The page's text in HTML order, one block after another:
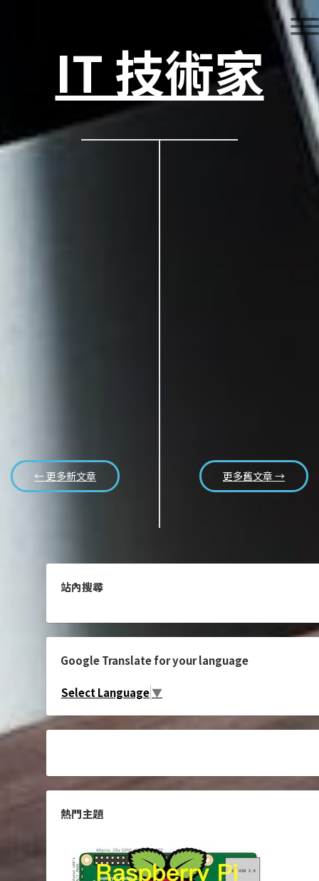
IT 技術家
← 更多新文章 更多舊文章 →
站內搜尋
Google Translate for your language
Select Language▼
熱門主題